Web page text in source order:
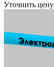
Уточнить цену